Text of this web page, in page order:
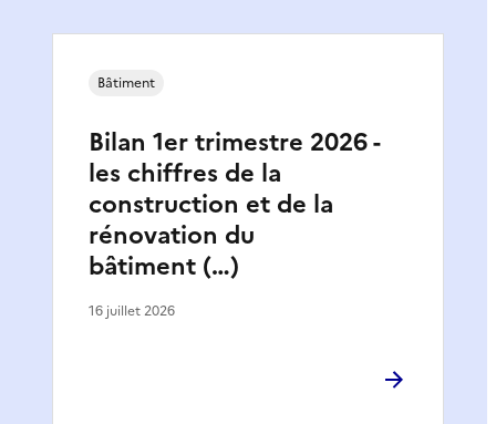
Bilan 1er trimestre 2026 -
les chiffres de la
construction et de la
rénovation du
bâtiment (…)
Bâtiment
16 juillet 2026